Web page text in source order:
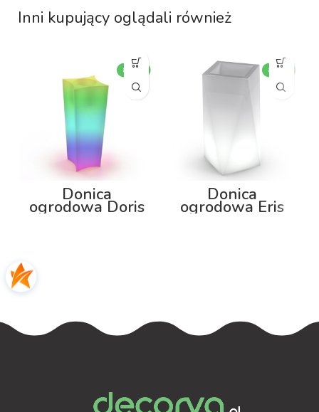
Inni kupujący oglądali również
Donica
ogrodowa Doris
Donica
ogrodowa Eris